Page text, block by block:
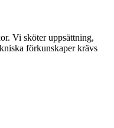
Vi sköter uppsättning,
förkunskaper krävs